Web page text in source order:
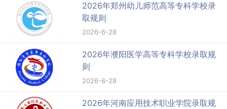
2026年郑州幼儿师范高等专科学校录
取规则
2026-6-28
2026年濮阳医学高等专科学校录取规
则
2026-6-28
2026年河南应用技术职业学院录取规